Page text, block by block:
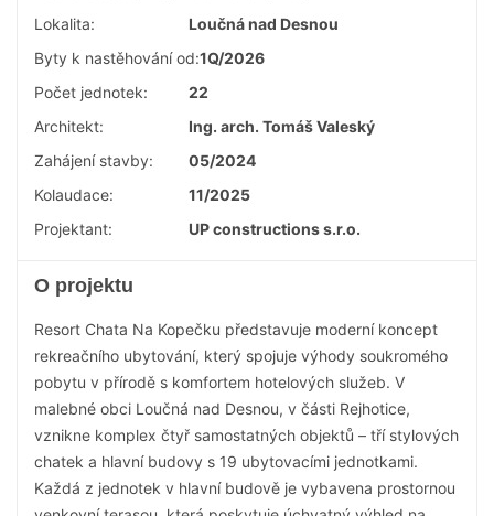
Lokalita:
Loučná nad Desnou
Byty k nastěhování od:1Q/2026
Počet jednotek:
22
Architekt:
Ing. arch. Tomáš Valeský
Zahájení stavby:
05/2024
Kolaudace:
11/2025
Projektant:
UP constructions s.r.o.
O projektu
Resort Chata Na Kopečku představuje moderní koncept
rekreačního ubytování, který spojuje výhody soukromého
pobytu v přírodě s komfortem hotelových služeb. V
malebné obci Loučná nad Desnou, v části Rejhotice,
vznikne komplex čtyř samostatných objektů – tří stylových
chatek a hlavní budovy s 19 ubytovacími jednotkami.
Každá z jednotek v hlavní budově je vybavena prostornou